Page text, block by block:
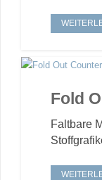
Fold
Faltbare